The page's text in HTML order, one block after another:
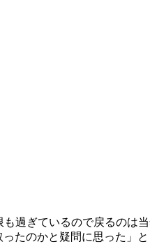
過ぎているので戻るのは
たのかと疑問に思った」